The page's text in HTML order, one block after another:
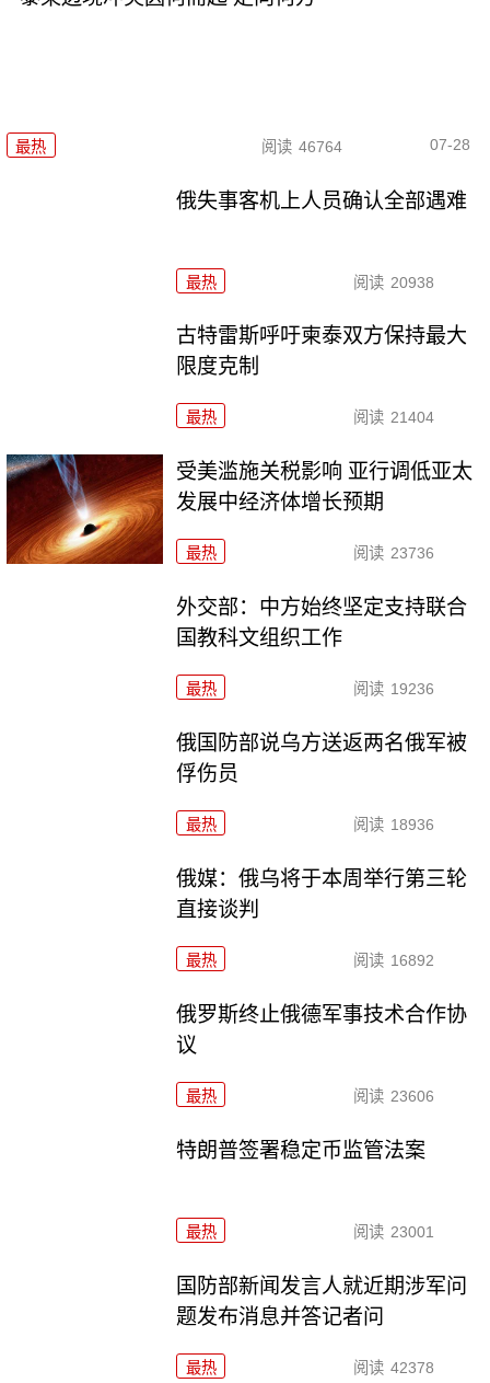
最热 阅读 46764 07-28
俄失事客机上人员确认全部遇难
最热 阅读 20938
古特雷斯呼吁柬泰双方保持最大
限度克制
最热 阅读 21404
受美滥施关税影响 亚行调低亚太
发展中经济体增长预期
最热 阅读 23736
外交部：中方始终坚定支持联合
国教科文组织工作
最热 阅读 19236
俄国防部说乌方送返两名俄军被
俘伤员
最热 阅读 18936
俄媒：俄乌将于本周举行第三轮
直接谈判
最热 阅读 16892
俄罗斯终止俄德军事技术合作协
议
最热 阅读 23606
特朗普签署稳定币监管法案
最热 阅读 23001
国防部新闻发言人就近期涉军问
题发布消息并答记者问
最热 阅读 42378